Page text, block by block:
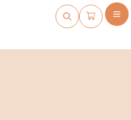
Kundvagn